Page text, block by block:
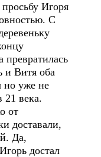
Игоря
С
превратилась
и Витя оба
но уже не
21 века.
от
доставали,
Да,
достал